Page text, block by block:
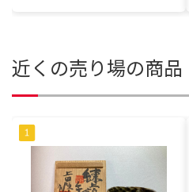
近くの売り場の商品